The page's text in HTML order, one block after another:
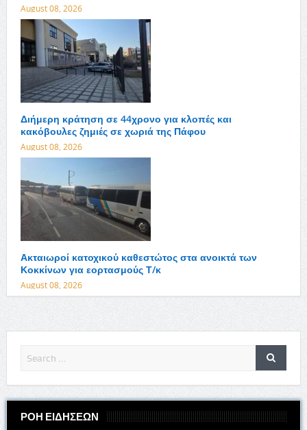
August 08, 2026
Διήμερη κράτηση σε 44χρονο για κλοπές και
κακόβουλες ζημιές σε χωριά της Πάφου
August 08, 2026
Ακταιωροί κατοχικού καθεστώτος στα ανοικτά των
Κοκκίνων για εορτασμούς Τ/κ
August 08, 2026
ΡΟΗ ΕΙΔΗΣΕΩΝ